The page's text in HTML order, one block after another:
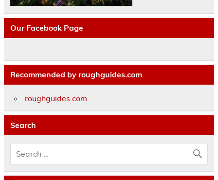
Our Facebook Page
Recommended by roughguides.com
roughguides.com
Search